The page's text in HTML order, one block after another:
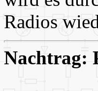
Radios
Nachtrag: